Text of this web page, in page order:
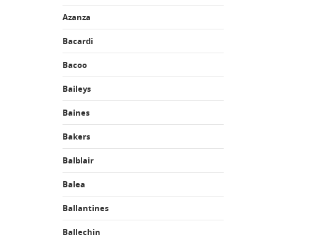
Azanza
Bacardi
Bacoo
Baileys
Baines
Bakers
Balblair
Balea
Ballantines
Ballechin